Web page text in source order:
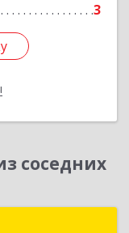
3
соседних